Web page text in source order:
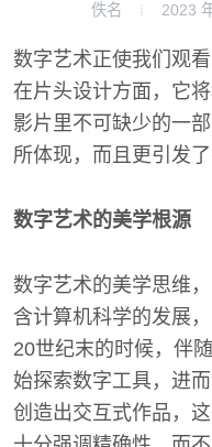
佚名 2023
数字艺术正使我们观
在片头设计方面，它
影片里不可缺少的一
所体现，而且更引发
数字艺术的美学根源
数字艺术的美学思维
含计算机科学的发展
20世纪末的时候，伴
始探索数字工具，进
创造出交互式作品，